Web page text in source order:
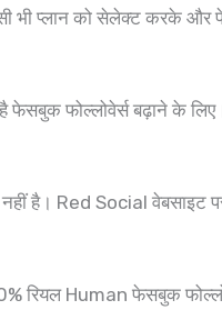
भी प्लान को सेलेक्ट करके
फेसबुक फोल्लोवेर्स बढ़ाने के
है। Red Social
रियल Human फेसबुक